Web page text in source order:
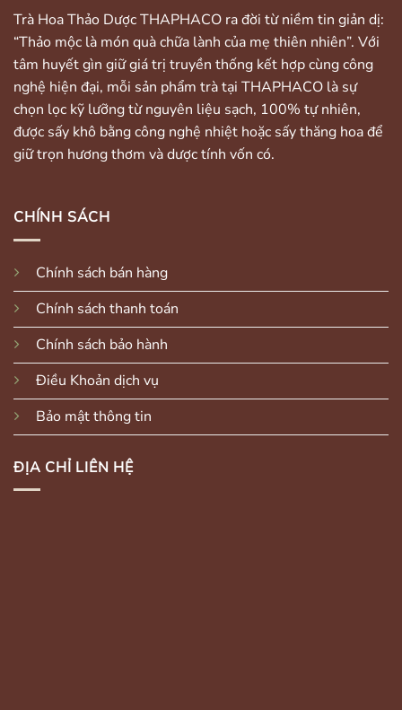
Trà Hoa Thảo Dược THAPHACO ra đời từ niềm tin giản dị:
“Thảo mộc là món quà chữa lành của mẹ thiên nhiên”. Với
tâm huyết gìn giữ giá trị truyền thống kết hợp cùng công
nghệ hiện đại, mỗi sản phẩm trà tại THAPHACO là sự
chọn lọc kỹ lưỡng từ nguyên liệu sạch, 100% tự nhiên,
được sấy khô bằng công nghệ nhiệt hoặc sấy thăng hoa để
giữ trọn hương thơm và dược tính vốn có.
CHÍNH SÁCH
Chính sách bán hàng
Chính sách thanh toán
Chính sách bảo hành
Điều Khoản dịch vụ
Bảo mật thông tin
ĐỊA CHỈ LIÊN HỆ